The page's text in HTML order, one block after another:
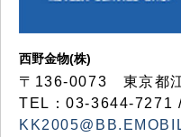
西野金物(株)
〒136-0073 東京都
TEL：